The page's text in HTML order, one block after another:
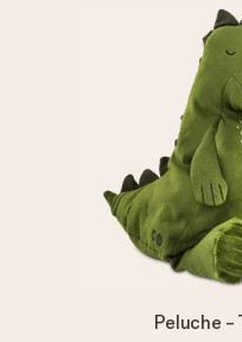
Peluche -